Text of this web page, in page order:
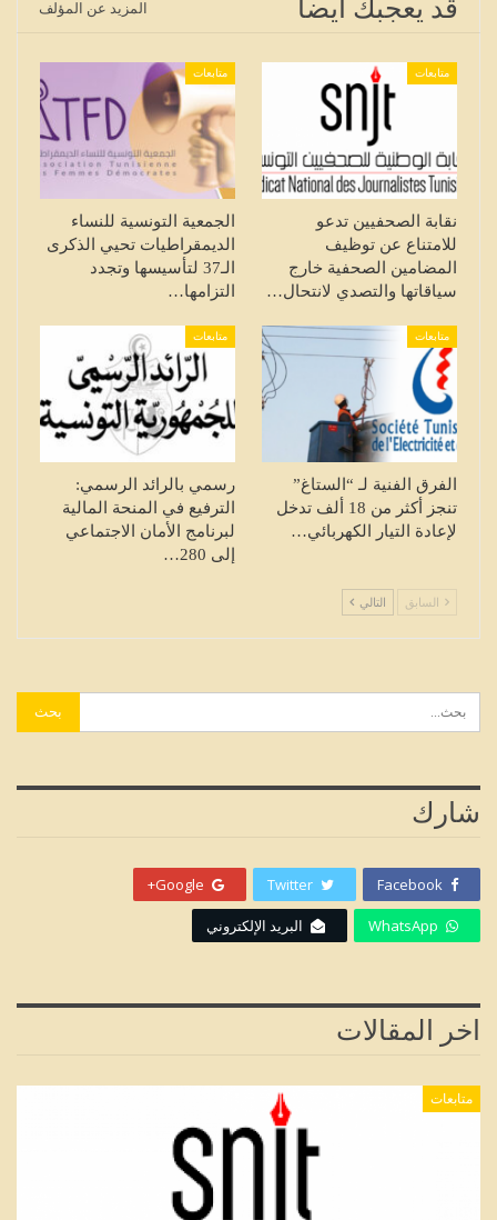
قد يعجبك ايضا المزيد عن المؤلف
متابعات
نقابة الصحفيين تدعو
للامتناع عن توظيف
المضامين الصحفية خارج
سياقاتها والتصدي لانتحال…
متابعات
الجمعية التونسية للنساء
الديمقراطيات تحيي الذكرى
الـ37 لتأسيسها وتجدد
التزامها…
متابعات
الفرق الفنية لـ “الستاغ”
تنجز أكثر من 18 ألف تدخل
لإعادة التيار الكهربائي…
متابعات
رسمي بالرائد الرسمي:
الترفيع في المنحة المالية
لبرنامج الأمان الاجتماعي
إلى 280…
السابق التالي
شارك
Facebook
Twitter
Google+
WhatsApp البريد الإلكتروني
اخر المقالات
متابعات